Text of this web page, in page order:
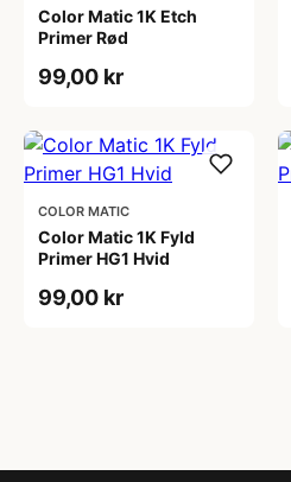
Color Matic 1K Etch
Primer Rød
99,00 kr
COLOR MATIC
Color Matic 1K Fyld
Primer HG1 Hvid
99,00 kr